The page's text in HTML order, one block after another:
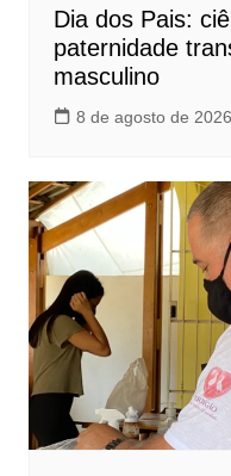
Dia dos Pais:
paternidade
masculino
8 de agosto de 2026